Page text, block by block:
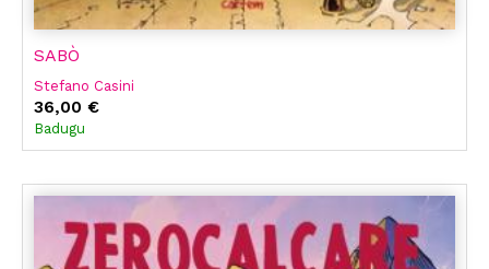
SABÒ
Stefano Casini
36,00 €
Badugu